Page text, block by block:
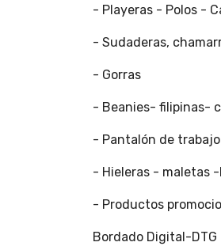
- Playeras - Polos -
- Sudaderas,
- Gorras
- Beanies- filipinas-
- Pantalón de
- Hieleras - maletas
- Productos
Bordado Digital-